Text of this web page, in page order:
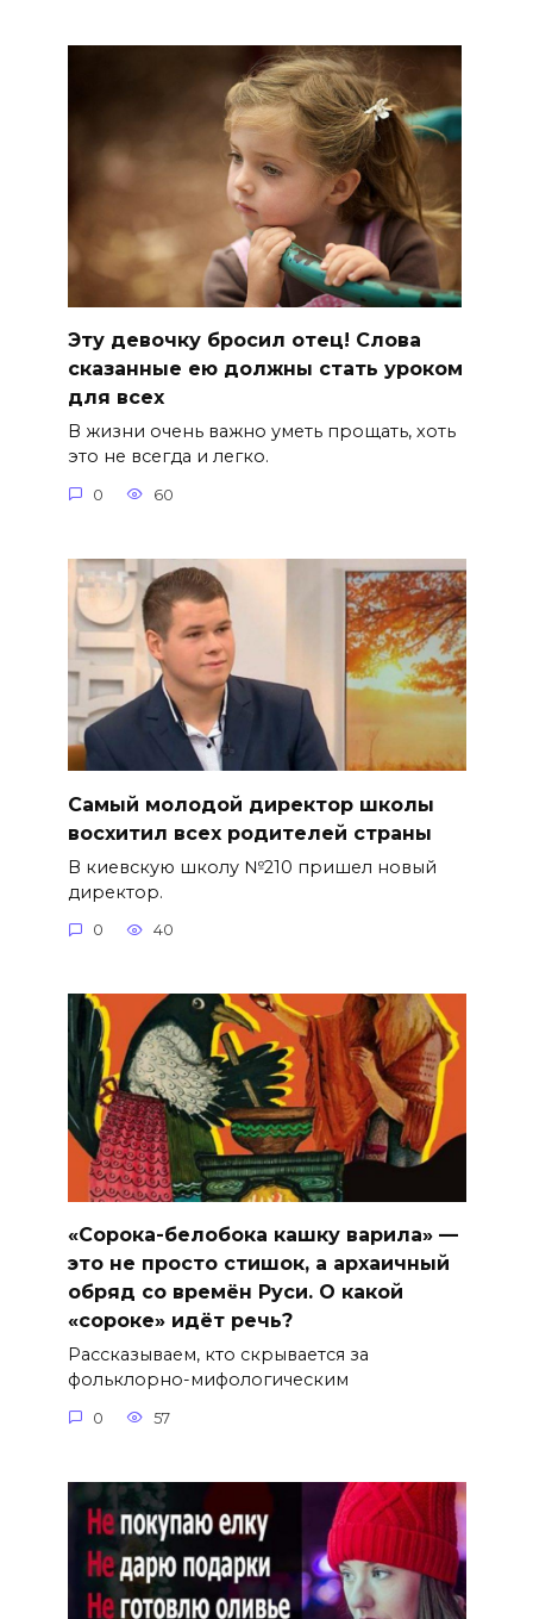
Эту девочку бросил отец! Слова
сказанные ею должны стать уроком
для всех
В жизни очень важно уметь прощать, хоть
это не всегда и легко.
0 60
Самый молодой директор школы
восхитил всех родителей страны
В киевскую школу №210 пришел новый
директор.
0 40
«Сорока-белобока кашку варила» —
это не просто стишок, а архаичный
обряд со времён Руси. О какой
«сороке» идёт речь?
Рассказываем, кто скрывается за
фольклорно-мифологическим
0 57